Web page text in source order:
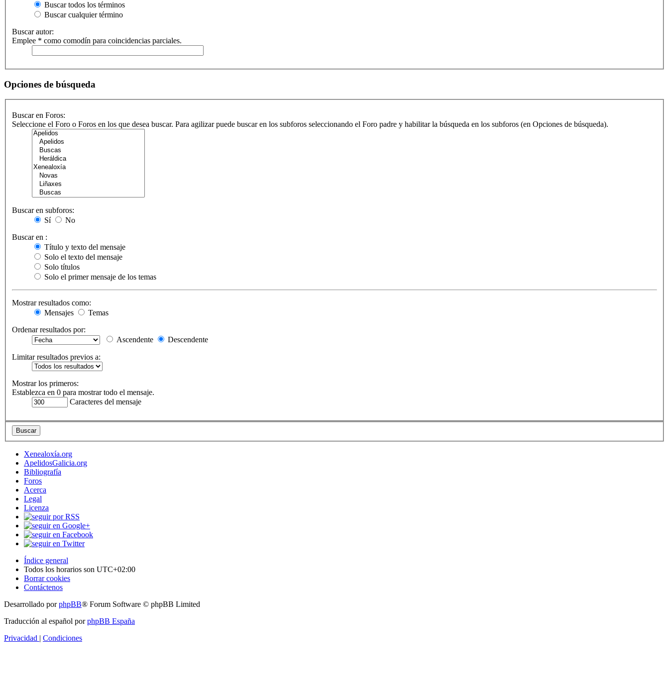
Buscar todos los términos
Buscar cualquier término
Buscar autor:
Emplee * como comodín para coincidencias parciales.
Opciones de búsqueda
Buscar en Foros:
Seleccione el Foro o Foros en los que desea buscar. Para agilizar puede buscar en los subforos seleccionando el Foro padre y habilitar la búsqueda en los subforos (en Opciones de búsqueda).
Buscar en subforos:
Sí
No
Buscar en :
Título y texto del mensaje
Solo el texto del mensaje
Solo títulos
Solo el primer mensaje de los temas
Mostrar resultados como:
Mensajes
Temas
Ordenar resultados por:
Ascendente
Descendente
Limitar resultados previos a:
Mostrar los primeros:
Establezca en 0 para mostrar todo el mensaje.
Caracteres del mensaje
Xenealoxía.org
ApelidosGalicia.org
Bibliografía
Foros
Acerca
Legal
Licenza
Índice general
Todos los horarios son UTC+02:00
Borrar cookies
Contáctenos
Desarrollado porphpBB® Forum Software © phpBB Limited
Traducción al español porphpBB España
Privacidad | Condiciones